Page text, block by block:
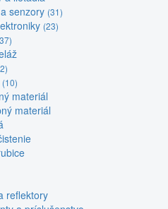
senzory (31)
(23)
(10)
materiál
materiál
reflektory